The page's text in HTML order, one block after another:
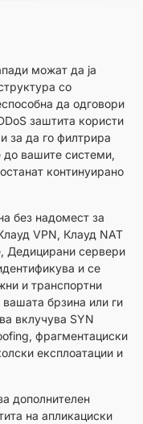
можат да ја
со
да одговори
заштита користи
за да го филтрира
до вашите системи,
континуирано
без надомест за
VPN, Клауд NAT
Дедицирани сервери
и се
и транспортни
брзина или ги
вклучува SYN
фрагментациски
експлоатации и
дополнителен
на апликациски